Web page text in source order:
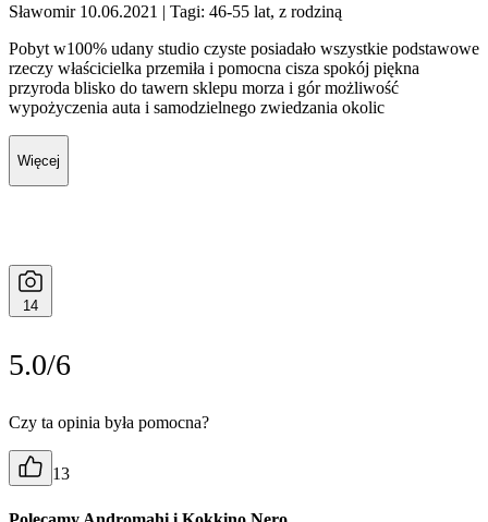
Sławomir 10.06.2021 | Tagi: 46-55 lat, z rodziną
Pobyt w100% udany studio czyste posiadało wszystkie podstawowe
rzeczy właścicielka przemiła i pomocna cisza spokój piękna
przyroda blisko do tawern sklepu morza i gór możliwość
wypożyczenia auta i samodzielnego zwiedzania okolic
Więcej
14
5.0/6
Czy ta opinia była pomocna?
13